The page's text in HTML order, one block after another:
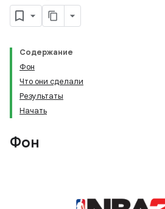
Содержание
Фон
Что они сделали
Результаты
Начать
Фон